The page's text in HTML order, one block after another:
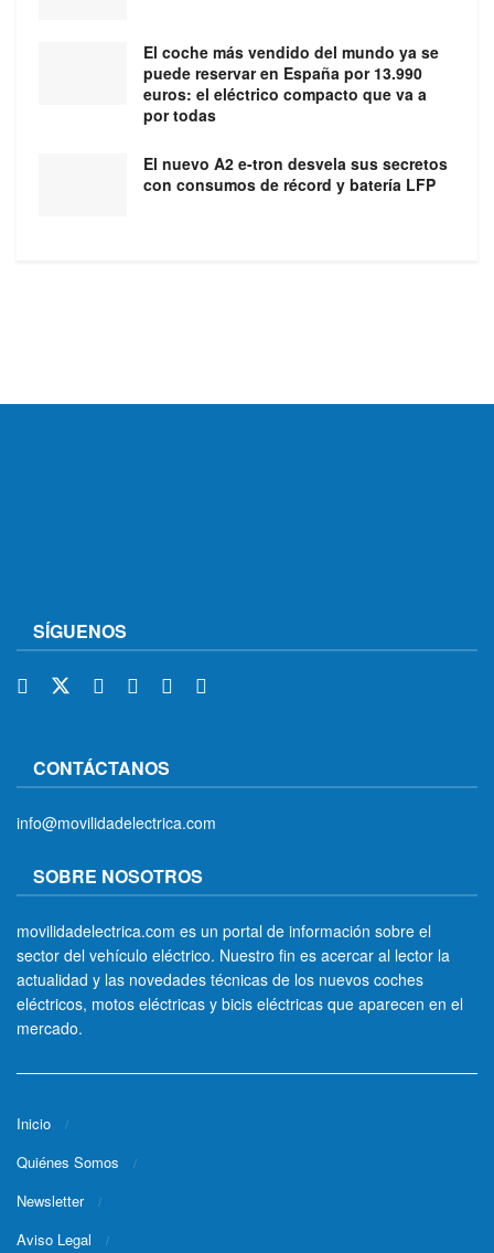
El coche más vendido del mundo ya se
puede reservar en España por 13.990
euros: el eléctrico compacto que va a
por todas
El nuevo A2 e-tron desvela sus secretos
con consumos de récord y batería LFP
SÍGUENOS
CONTÁCTANOS
info@movilidadelectrica.com
SOBRE NOSOTROS
movilidadelectrica.com es un portal de información sobre el
sector del vehículo eléctrico. Nuestro fin es acercar al lector la
actualidad y las novedades técnicas de los nuevos coches
eléctricos, motos eléctricas y bicis eléctricas que aparecen en el
mercado.
Inicio
Quiénes Somos
Newsletter
Aviso Legal